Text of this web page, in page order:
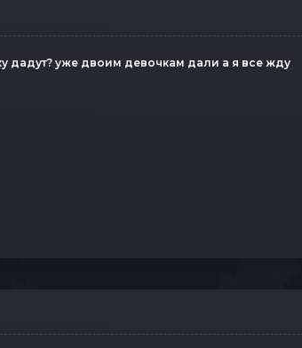
дадут? уже двоим девочкам дали а я все жду